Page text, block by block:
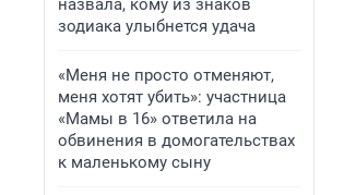
назвала, кому из знаков
зодиака улыбнется удача
«Меня не просто отменяют,
меня хотят убить»: участница
«Мамы в 16» ответила на
обвинения в домогательствах
к маленькому сыну